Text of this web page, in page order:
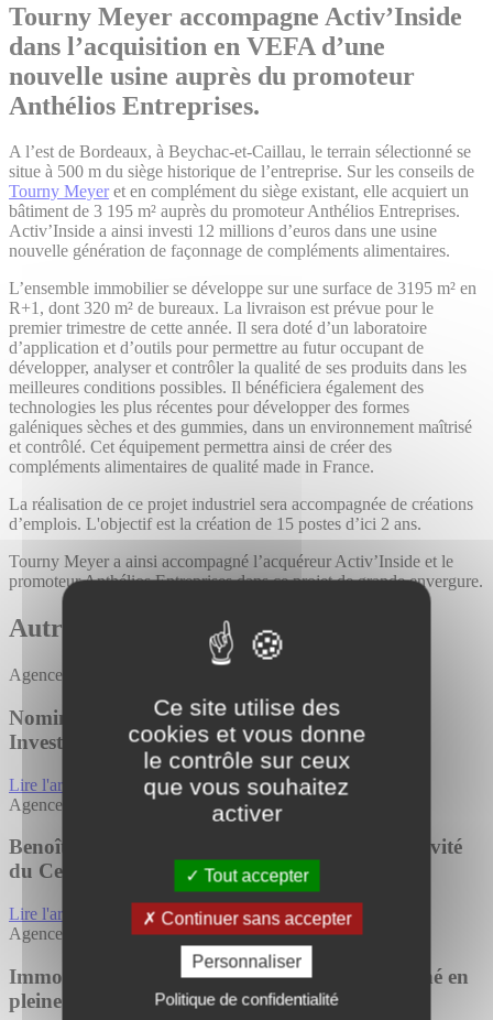
Ce site utilise des
cookies et vous donne
le contrôle sur ceux
que vous souhaitez
activer
Tout accepter
Continuer sans accepter
Personnaliser
Politique de confidentialité
Tourny Meyer accompagne Activ’Inside
dans l’acquisition en VEFA d’une
nouvelle usine auprès du promoteur
Anthélios Entreprises.
A l’est de Bordeaux, à Beychac-et-Caillau, le terrain sélectionné se
situe à 500 m du siège historique de l’entreprise. Sur les conseils de
Tourny Meyer et en complément du siège existant, elle acquiert un
bâtiment de 3 195 m² auprès du promoteur Anthélios Entreprises.
Activ’Inside a ainsi investi 12 millions d’euros dans une usine
nouvelle génération de façonnage de compléments alimentaires.
L’ensemble immobilier se développe sur une surface de 3195 m² en
R+1, dont 320 m² de bureaux. La livraison est prévue pour le
premier trimestre de cette année. Il sera doté d’un laboratoire
d’application et d’outils pour permettre au futur occupant de
développer, analyser et contrôler la qualité de ses produits dans les
meilleures conditions possibles. Il bénéficiera également des
technologies les plus récentes pour développer des formes
galéniques sèches et des gummies, dans un environnement maîtrisé
et contrôlé. Cet équipement permettra ainsi de créer des
compléments alimentaires de qualité made in France.
La réalisation de ce projet industriel sera accompagnée de créations
d’emplois. L'objectif est la création de 15 postes d’ici 2 ans.
Tourny Meyer a ainsi accompagné l’acquéreur Activ’Inside et le
promoteur Anthélios Entreprises dans ce projet de grande envergure.
Autres actualités
Agence de Bordeaux
Nomination : Tourny Meyer renforce son pôle
Investissement à Bordeaux
Lire l'article
Agence de Bayonne
Benoît Joncoux, dirigeant de Tourny Meyer, invité
du Cercle Pierres d’Or d’Immoweek
Lire l'article
Agence de Bordeaux
Immobilier de bureaux à Bordeaux : un marché en
pleine mutation